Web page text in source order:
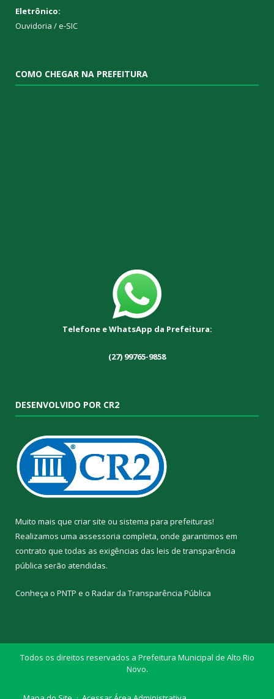
Eletrônico:
Ouvidoria /e-SIC
COMO CHEGAR NA PREFEITURA
Telefone e WhatsApp da Prefeitura:
(27) 99765-9858
DESENVOLVIDO POR CR2
Muito mais que criar site ou sistema para prefeituras!
Realizamos uma assessoria completa, onde garantimos em
contrato que todas as exigências das leis de transparência
pública serão atendidas.
Conheça o PNTP e o Radar da Transparência Pública
Todos os direitos reservados a Prefeitura Municipal de Alto Rio
Novo.